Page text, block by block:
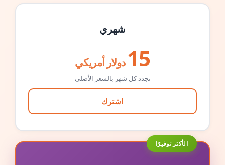
شهري
15 دولار أمريكي
تجدد كل شهر بالسعر الأصلي
اشترك
الأكثر توفيرًا